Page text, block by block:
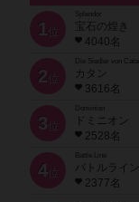
1 位
宝石の煌き
4040名
2 位
Die Siedler von Catan
カタン
3616名
3 位
ドミニオン
2528名
4位
Battle Line
バトルライン
2377名